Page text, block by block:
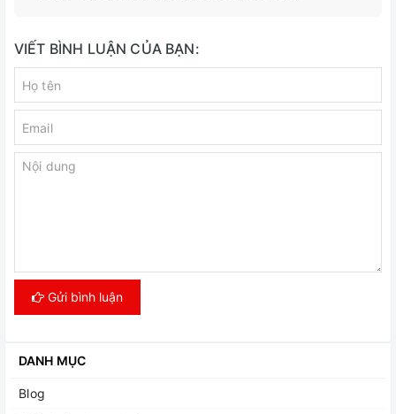
VIẾT BÌNH LUẬN CỦA BẠN:
Gửi bình luận
DANH MỤC
Blog